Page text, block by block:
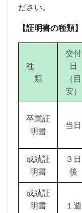
ださい。
【証明書の種類】
種
類
交付
日
（目
安）
卒業証
明書
当日
成績証
明書
３日
後
成績証
明書
１週